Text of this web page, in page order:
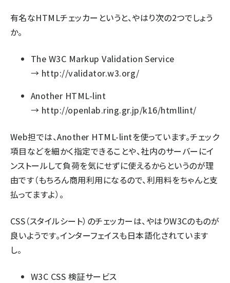
有名なHTMLチェッカーというと、やはり次の2つでしょう
か。
The W3C Markup Validation Service
→ http://validator.w3.org/
Another HTML-lint
→ http://openlab.ring.gr.jp/k16/htmllint/
Web担では、Another HTML-lintを使っています。チェック
項目などを細かく指定できることや、社内のサーバーにイ
ンストールして負荷を気にせずに使えるからというのが理
由です（もちろん商用利用になるので、利用料をちゃんと支
払ってますよ）。
CSS（スタイルシート）のチェッカーは、やはりW3Cのものが
良いようです。インターフェイスも日本語化されています
し。
W3C CSS 検証サービス